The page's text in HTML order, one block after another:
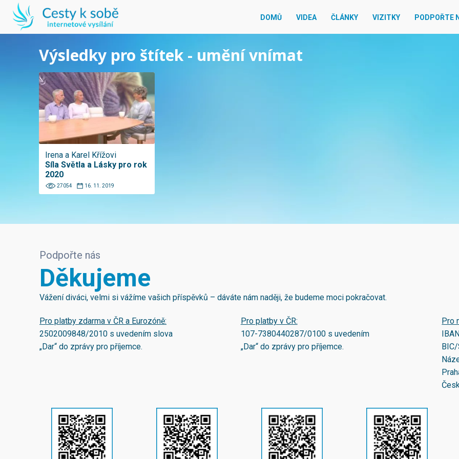
DOMŮ VIDEA ČLÁNKY VIZITKY PODPOŘTE
Výsledky pro štítek - umění vnímat
Irena a Karel Křížovi
Síla Světla a Lásky pro rok
2020
27054 16. 11. 2019
Podpořte nás
Děkujeme
Vážení diváci, velmi si vážíme vašich příspěvků – dáváte nám naději, že budeme moci pokračovat.
Pro platby zdarma v ČR a Eurozóně:
2502009848/2010 s uvedením slova
„Dar“ do zprávy pro příjemce.
Pro platby v ČR:
107-7380440287/0100s uvedením
„Dar“ do zprávy pro příjemce.
Pro